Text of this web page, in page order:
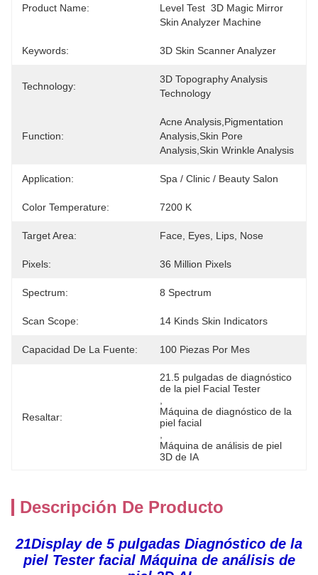
Product Name:
Level Test  3D Magic Mirror
Skin Analyzer Machine
Keywords: 3D Skin Scanner Analyzer
Technology:
3D Topography Analysis
Technology
Function:
Acne Analysis,Pigmentation
Analysis,Skin Pore
Analysis,Skin Wrinkle Analysis
Application: Spa / Clinic / Beauty Salon
Color Temperature: 7200 K
Target Area: Face, Eyes, Lips, Nose
Pixels: 36 Million Pixels
Spectrum: 8 Spectrum
Scan Scope: 14 Kinds Skin Indicators
Capacidad De La Fuente: 100 Piezas Por Mes
Resaltar:
21.5 pulgadas de diagnóstico
de la piel Facial Tester
Máquina de diagnóstico de la
piel facial
Máquina de análisis de piel
3D de IA
Descripción De Producto
21Display de 5 pulgadas Diagnóstico de la
piel Tester facial Máquina de análisis de